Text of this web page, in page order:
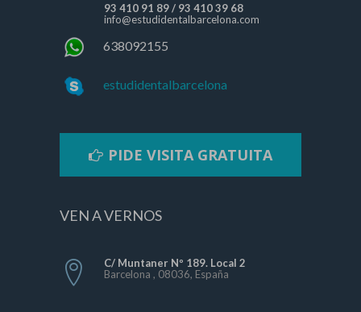
93 410 91 89/ 93 410 39 68
info@estudidentalbarcelona.com
638092155
estudidentalbarcelona
PIDE VISITA GRATUITA
VEN A VERNOS
C/ Muntaner Nº 189. Local 2
Barcelona , 08036, España